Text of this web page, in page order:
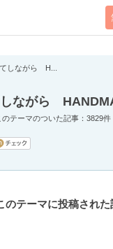
code=0
しながら H...
ながら
のテーマのついた記事：3829件
のテーマに投稿された